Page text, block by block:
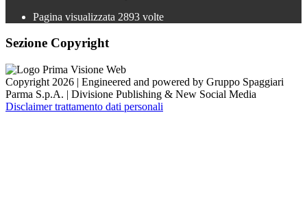
Pagina visualizzata 2893 volte
Sezione Copyright
Copyright 2026 | Engineered and powered by Gruppo Spaggiari
Parma S.p.A. | Divisione Publishing & New Social Media
Disclaimer trattamento dati personali